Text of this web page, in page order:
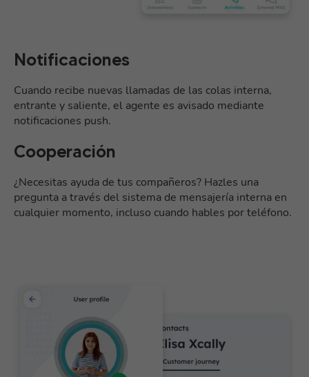
Notificaciones
Cuando recibe nuevas llamadas de las colas interna,
entrante y saliente, el agente es avisado mediante
notificaciones push.
Cooperación
¿Necesitas ayuda de tus compañeros? Hazles una
pregunta a través del sistema de mensajería interna en
cualquier momento, incluso cuando hables por teléfono.